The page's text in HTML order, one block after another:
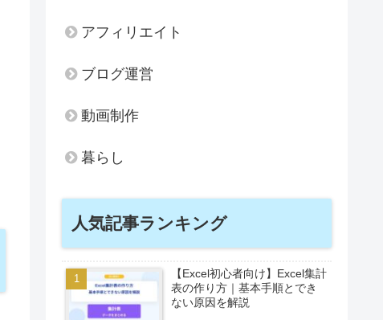
アフィリエイト
ブログ運営
動画制作
暮らし
人気記事ランキング
【Excel初心者向け】Excel集計
表の作り方｜基本手順とでき
ない原因を解説